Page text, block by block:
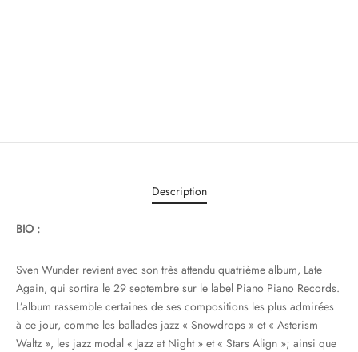
Description
BIO :
Sven Wunder revient avec son très attendu quatrième album, Late
Again, qui sortira le 29 septembre sur le label Piano Piano Records.
L’album rassemble certaines de ses compositions les plus admirées
à ce jour, comme les ballades jazz « Snowdrops » et « Asterism
Waltz », les jazz modal « Jazz at Night » et « Stars Align »; ainsi que